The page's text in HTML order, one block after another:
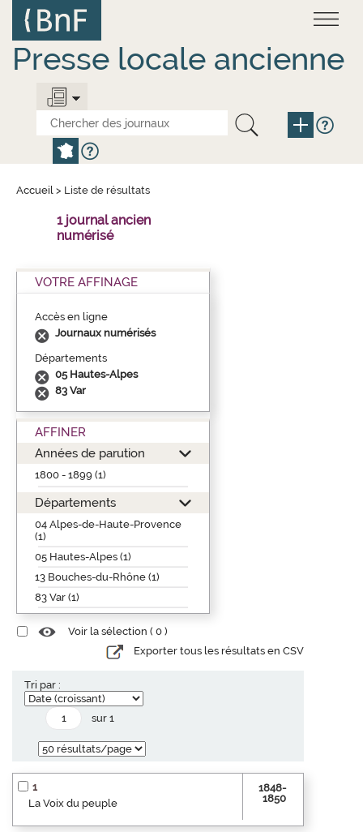
contenu
principal
Presse locale ancienne
Accueil > Liste de résultats
1 journal ancien
numérisé
VOTRE AFFINAGE
Accès en ligne
Journaux numérisés
Départements
05 Hautes-Alpes
83 Var
AFFINER
Années de parution
1800 - 1899 (1)
Départements
04 Alpes-de-Haute-Provence
(1)
05 Hautes-Alpes (1)
13 Bouches-du-Rhône (1)
83 Var (1)
Voir la sélection ( 0 )
Exporter tous les résultats en CSV
Tri par :
sur 1
1
La Voix du peuple
1848-
1850
Panneau de gestion des cookies